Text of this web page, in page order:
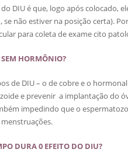
DIU é que, logo após colocado,
se não estiver na posição certa).
para coleta de exame cito
HORMÔNIO?
de DIU – o de cobre e o
e prevenir a implantação do
impedindo que o
DURA 0 EFEITO DO DIU?